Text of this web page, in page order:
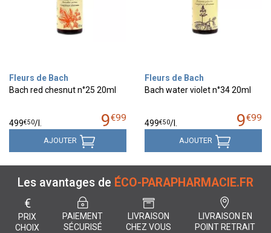
Fleurs de Bach
Bach red chesnut n°25 20ml
9€99
499€50/
AJOUTER
Fleurs de Bach
Bach water violet n°34 20ml
9€99
499€50/
AJOUTER
Les avantages de ÉCO-PARAPHARMACIE.FR
€
PRIX
CHOIX
PAIEMENT
SÉCURISÉ
LIVRAISON
CHEZ VOUS
LIVRAISON EN
POINT RETRAIT